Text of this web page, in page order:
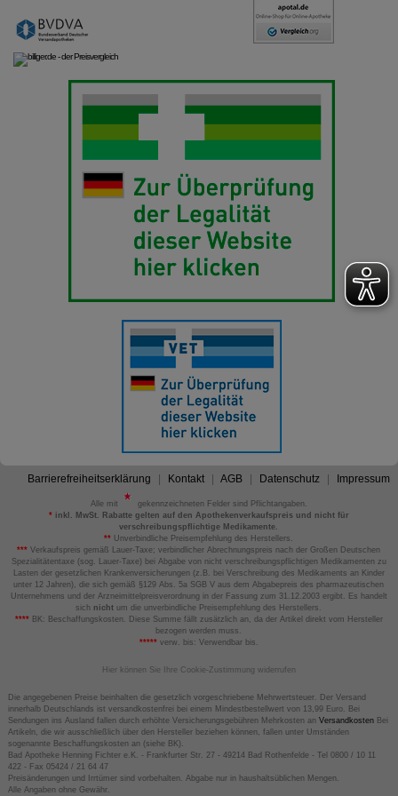
Barrierefreiheitserklärung Kontakt AGB Datenschutz Impressum
Alle mit
gekennzeichneten Felder sind Pflichtangaben.
*inkl. MwSt. Rabatte gelten auf den Apothekenverkaufspreis und nicht für
verschreibungspflichtige Medikamente.
** Unverbindliche Preisempfehlung des Herstellers.
*** Verkaufspreis gemäß Lauer-Taxe; verbindlicher Abrechnungspreis nach der Großen Deutschen
Spezialitätentaxe (sog. Lauer-Taxe) bei Abgabe von nicht verschreibungspflichtigen Medikamenten zu
Lasten der gesetzlichen Krankenversicherungen (z.B. bei Verschreibung des Medikaments an Kinder
unter 12 Jahren), die sich gemäß §129 Abs. 5a SGB V aus dem Abgabepreis des pharmazeutischen
Unternehmens und der Arzneimittelpreisverordnung in der Fassung zum 31.12.2003 ergibt. Es handelt
sich nicht um die unverbindliche Preisempfehlung des Herstellers.
****BK: Beschaffungskosten. Diese Summe fällt zusätzlich an, da der Artikel direkt vom Hersteller
bezogen werden muss.
*****verw. bis: Verwendbar bis.
Hier können Sie Ihre Cookie-Zustimmung widerrufen
Die angegebenen Preise beinhalten die gesetzlich vorgeschriebene Mehrwertsteuer. Der Versand
innerhalb Deutschlands ist versandkostenfrei bei einem Mindestbestellwert von 13,99 Euro. Bei
Sendungen ins Ausland fallen durch erhöhte Versicherungsgebühren Mehrkosten an VersandkostenBei
Artikeln, die wir ausschließlich über den Hersteller beziehen können, fallen unter Umständen
sogenannte Beschaffungskosten an (siehe BK).
Bad Apotheke Henning Fichter e.K. - Frankfurter Str. 27 - 49214 Bad Rothenfelde - Tel 0800 / 10 11
422 - Fax 05424 / 21 64 47
Preisänderungen und Irrtümer sind vorbehalten. Abgabe nur in haushaltsüblichen Mengen.
Alle Angaben ohne Gewähr.